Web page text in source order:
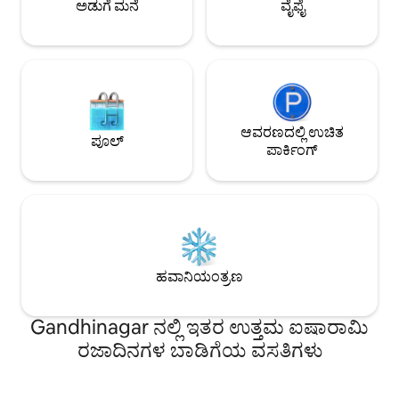
ಸೂಕ್ತವಾಗಿದೆ
ಸೊಗಸಾದ ವಿಶ್ರಾಂತಿ
ಅಡುಗೆ ಮನೆ ವೈಫೈ
ಪೂಲ್
ಆವರಣದಲ್ಲಿ ಉಚಿತ
ಪಾರ್ಕಿಂಗ್
ಹವಾನಿಯಂತ್ರಣ
Gandhinagar ನಲ್ಲಿ ಇತರ ಉತ್ತಮ ಐಷಾರಾಮಿ
ರಜಾದಿನಗಳ ಬಾಡಿಗೆಯ ವಸತಿಗಳು